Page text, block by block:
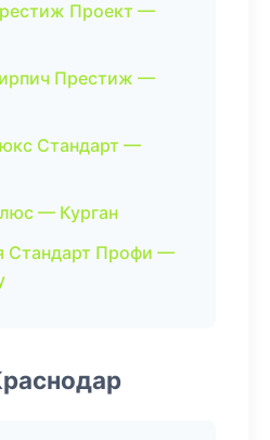
Проект —
Престиж —
Стандарт —
— Курган
Стандарт Профи —